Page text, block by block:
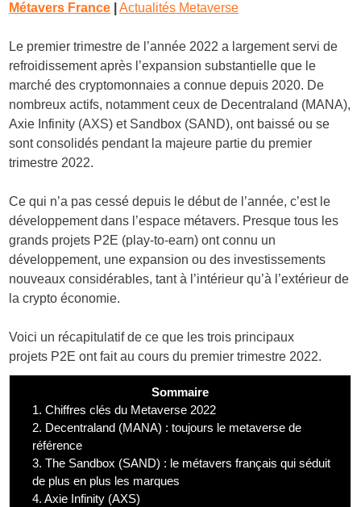
Métavers France
Actualités Metaverse
Le premier trimestre de l’année 2022 a largement servi de
refroidissement après l’expansion substantielle que le
marché des cryptomonnaies a connue depuis 2020. De
nombreux actifs, notamment ceux de Decentraland (MANA),
Axie Infinity (AXS) et Sandbox (SAND), ont baissé ou se
sont consolidés pendant la majeure partie du premier
trimestre 2022.
Ce qui n’a pas cessé depuis le début de l’année, c’est le
développement dans l’espace métavers. Presque tous les
grands projets P2E (play-to-earn) ont connu un
développement, une expansion ou des investissements
nouveaux considérables, tant à l’intérieur qu’à l’extérieur de
la crypto économie.
Voici un récapitulatif de ce que les trois principaux
projets P2E ont fait au cours du premier trimestre 2022.
Sommaire
1. Chiffres clés du Metaverse 2022
2. Decentraland (MANA) : toujours le metaverse de
référence
3. The Sandbox (SAND) : le métavers français qui séduit
de plus en plus les marques
4. Axie Infinity (AXS)